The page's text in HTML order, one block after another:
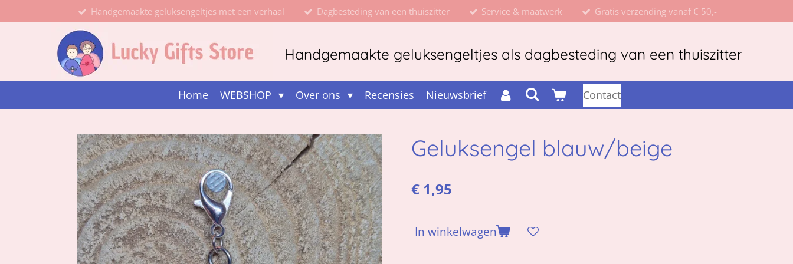
direct
hoofdinhoud
Handgemaakte geluksengeltjes met een verhaal Dagbesteding van een thuiszitter Service & maatwerk Gratis verzending vanaf € 50,-
Handgemaakte geluksengeltjes als dagbesteding van een thuiszitter
Home WEBSHOP Over ons Recensies Nieuwsbrief Contact
Geluksengel blauw/beige
€ 1,95
In winkelwagen